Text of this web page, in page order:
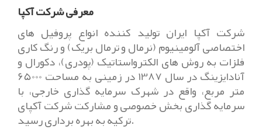
معرفی شرکت آکپا
شرکت آکپا ایران تولید کننده انواع پروفیل های
اختصاصی آلومینیوم (نرمال و ترمال بریک) و رنگ کاری
فلزات به روش های الکترواستاتیک (پودری)، دکورال و
آنادایزینگ در سال 1387 در زمینی به مساحت 65000
متر مربع، واقع در شهرک سرمایه گذاری خارجی، با
سرمایه گذاری بخش خصوصی و مشارکت شرکت آکپای
ترکیه به بهره برداری رسید.